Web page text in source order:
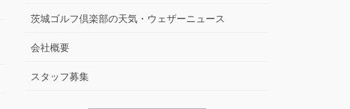
茨城ゴルフ倶楽部の天気・ウェザーニュース
会社概要
スタッフ募集